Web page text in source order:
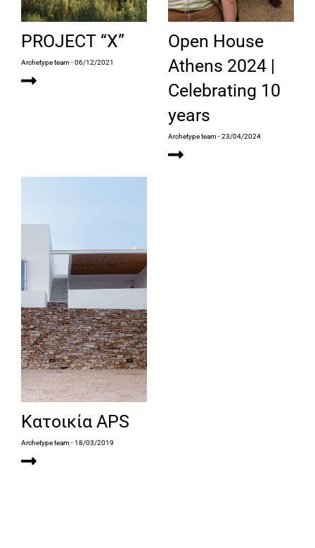
PROJECT “X”
Archetype team- 06/12/2021
Open House
Athens 2024 |
Celebrating 10
years
Archetype team- 23/04/2024
Κατοικία ΑPS
Archetype team- 18/03/2019